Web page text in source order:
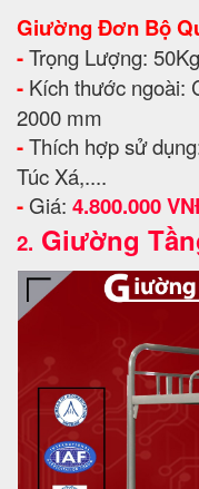
Giường Đơn Bộ
-Trọng Lượng:
- Kích thước ngoài:
2000 mm
-Thích hợp sử
Túc Xá,....
- Giá: 4.800.000
2. Giường